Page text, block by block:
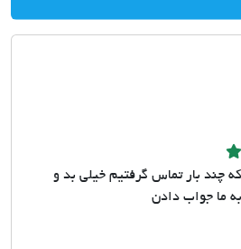
که چند بار تماس گرفتیم خیلی بد و
به ما جواب دادن